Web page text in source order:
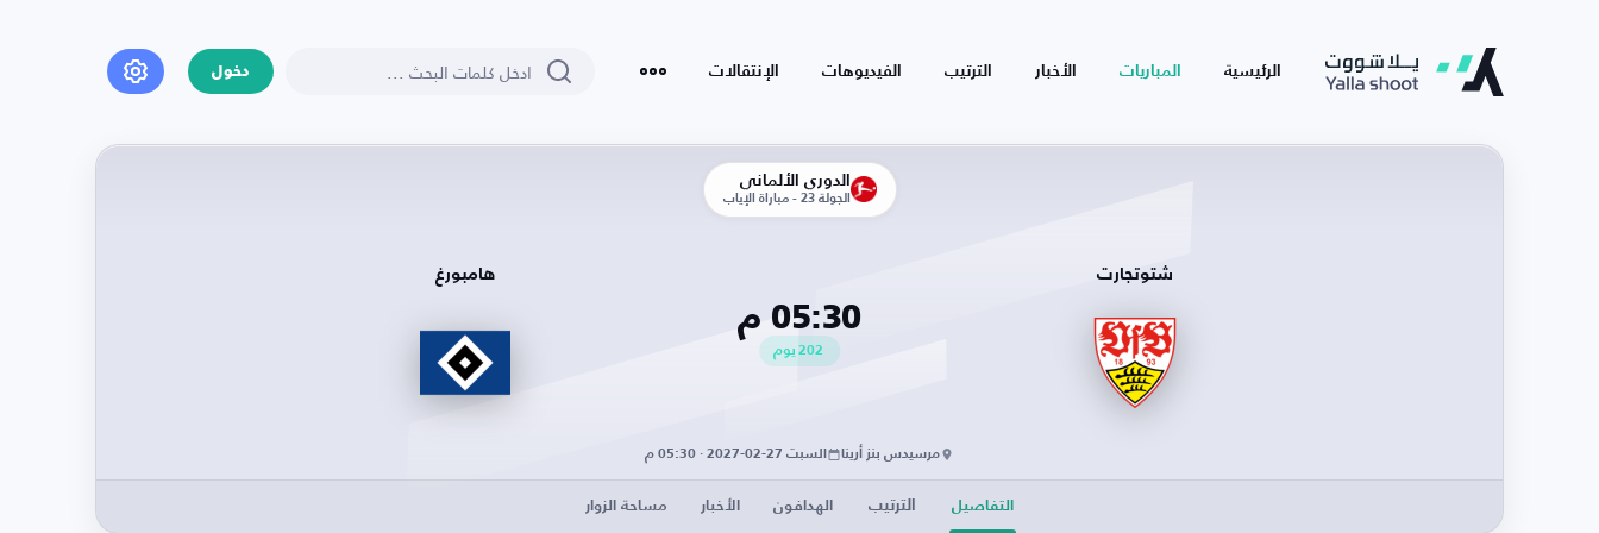
الرئيسية المباريات الأخبار الترتيب الفيديوهات الإنتقالات دخول
الدوري الألماني
الجولة 23 - مباراة الإياب
شتوتجارت
05:30 م
202 يوم
هامبورغ
مرسيدس بنز أرينا السبت 27-02-2027 · 05:30 م
التفاصيل الترتيب الهدافون الأخبار مساحة الزوار